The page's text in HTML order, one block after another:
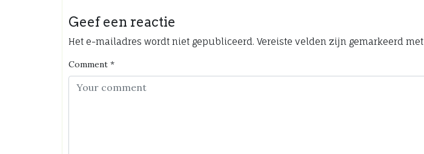
Geef een reactie
Het e-mailadres wordt niet gepubliceerd. Vereiste velden zijn gemarkeerd met
Comment *